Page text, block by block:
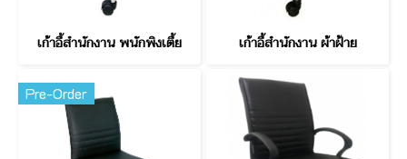
เก้าอี้สำนักงาน พนักพิงเตี้ย เก้าอี้สำนักงาน ผ้าฝ้าย
Pre-Order